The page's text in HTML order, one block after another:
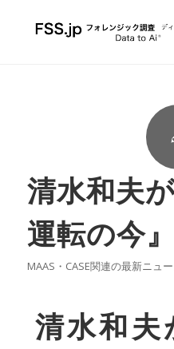
清水和夫
運転の今
MAAS・CASE関連の最新ニュ
清水和夫